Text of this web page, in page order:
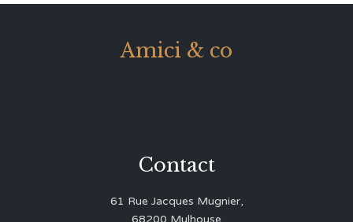
Amici & co
Contact
61 Rue Jacques Mugnier,